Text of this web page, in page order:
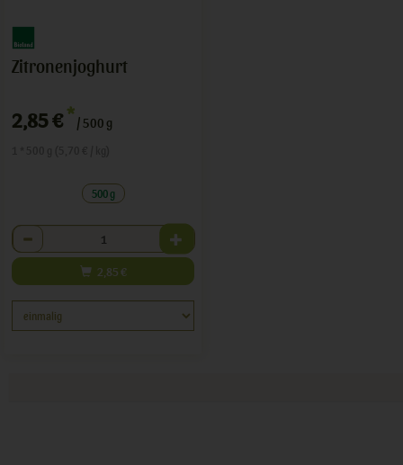
Zitronenjoghurt
2,85 € */ 500 g
500 g
Anzahl
2,85 €